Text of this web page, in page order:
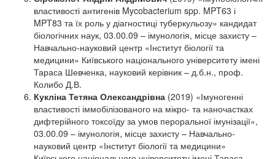
властивості антигенів Mycobacterium spp. MPT63 і
MPT83 та їх роль у діагностиці туберкульозу» кандидат
біологічних наук, 03.00.09 – імунологія, місце захисту –
Навчально-науковий центр «Інститут біології та
медицини» Київського національного університету імені
Тараса Шевченка, науковий керівник – д.б.н., проф.
Колибо Д.В.
Кукліна Тетяна Олександрівна (2019) «Імуногенні
властивості іммобілізованого на мікро- та наночастках
дифтерійного токсоїду за умов пероральної імунізації»,
03.00.09 – імунологія, місце захисту – Навчально-
науковий центр «Інститут біології та медицини»